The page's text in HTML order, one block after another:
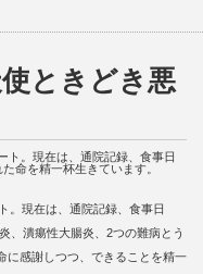
ときどき悪
ト。現在は、通院記録、食事日
命を精一杯生きています。
。現在は、通院記録、食事日
、潰瘍性大腸炎、2つの難病とう
に感謝しつつ、できることを精一